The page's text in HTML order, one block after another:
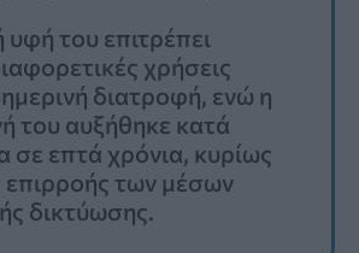
του επιτρέπει
χρήσεις
διατροφή, ενώ η
του αυξήθηκε κατά
σε επτά χρόνια, κυρίως
επιρροής των μέσων
δικτύωσης.